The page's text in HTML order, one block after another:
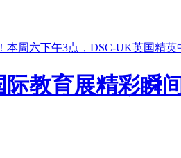
本周六下午3点，DSC-UK英国精
教育展精彩瞬间